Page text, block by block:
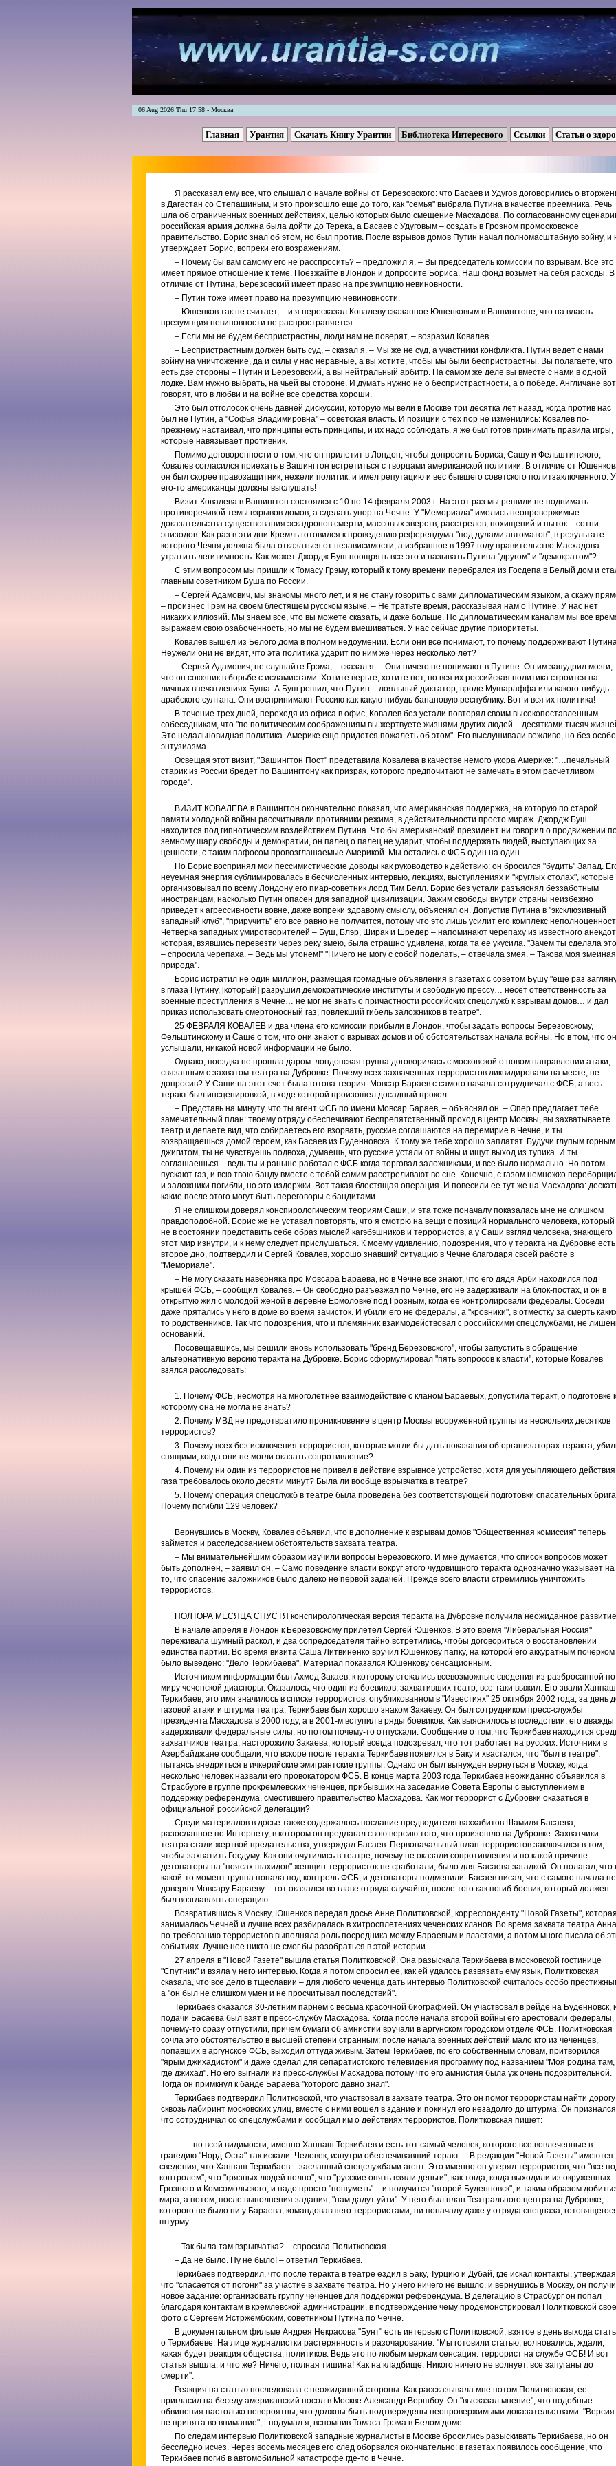
06 Aug 2026 Thu 17:58 - Москва
Главная Урантия Скачать Книгу Урантии Библиотека Интересного Ссылки Статьи о
Я рассказал ему все, что слышал о начале войны от Березовского: что Басаев и Удугов договорились о
в Дагестан со Степашиным, и это произошло еще до того, как "семья" выбрала Путина в качестве преемника. Речь
шла об ограниченных военных действиях, целью которых было смещение Масхадова. По согласованному
российская армия должна была дойти до Терека, а Басаев с Удуговым – создать в Грозном промосковское
правительство. Борис знал об этом, но был против. После взрывов домов Путин начал полномасштабную войну, и
утверждает Борис, вопреки его возражениям.
– Почему бы вам самому его не расспросить? – предложил я. – Вы председатель комиссии по взрывам. Все это
имеет прямое отношение к теме. Поезжайте в Лондон и допросите Бориса. Наш фонд возьмет на себя расходы. В
отличие от Путина, Березовский имеет право на презумпцию невиновности.
– Путин тоже имеет право на презумпцию невиновности.
– Юшенков так не считает, – и я пересказал Ковалеву сказанное Юшенковым в Вашингтоне, что на власть
презумпция невиновности не распространяется.
– Если мы не будем беспристрастны, люди нам не поверят, – возразил Ковалев.
– Беспристрастным должен быть суд, – сказал я. – Мы же не суд, а участники конфликта. Путин ведет с нами
войну на уничтожение, да и силы у нас неравные, а вы хотите, чтобы мы были беспристрастны. Вы полагаете, что
есть две стороны – Путин и Березовский, а вы нейтральный арбитр. На самом же деле вы вместе с нами в одной
лодке. Вам нужно выбрать, на чьей вы стороне. И думать нужно не о беспристрастности, а о победе. Англичане вот
говорят, что в любви и на войне все средства хороши.
Это был отголосок очень давней дискуссии, которую мы вели в Москве три десятка лет назад, когда против нас
был не Путин, а "Софья Владимировна" – советская власть. И позиции с тех пор не изменились: Ковалев по-
прежнему настаивал, что принципы есть принципы, и их надо соблюдать, я же был готов принимать правила игры,
которые навязывает противник.
Помимо договоренности о том, что он прилетит в Лондон, чтобы допросить Бориса, Сашу и Фельштинского,
Ковалев согласился приехать в Вашингтон встретиться с творцами американской политики. В отличие от
он был скорее правозащитник, нежели политик, и имел репутацию и вес бывшего советского политзаключенного.
его-то американцы должны выслушать!
Визит Ковалева в Вашингтон состоялся с 10 по 14 февраля 2003 г. На этот раз мы решили не поднимать
противоречивой темы взрывов домов, а сделать упор на Чечне. У "Мемориала" имелись неопровержимые
доказательства существования эскадронов смерти, массовых зверств, расстрелов, похищений и пыток – сотни
эпизодов. Как раз в эти дни Кремль готовился к проведению референдума "под дулами автоматов", в результате
которого Чечня должна была отказаться от независимости, а избранное в 1997 году правительство Масхадова
утратить легитимность. Как может Джордж Буш поощрять все это и называть Путина "другом" и "демократом"?
С этим вопросом мы пришли к Томасу Грэму, который к тому времени перебрался из Госдепа в Белый дом и
главным советником Буша по России.
– Сергей Адамович, мы знакомы много лет, и я не стану говорить с вами дипломатическим языком, а скажу
– произнес Грэм на своем блестящем русском языке. – Не тратьте время, рассказывая нам о Путине. У нас нет
никаких иллюзий. Мы знаем все, что вы можете сказать, и даже больше. По дипломатическим каналам мы все
выражаем свою озабоченность, но мы не будем вмешиваться. У нас сейчас другие приоритеты.
Ковалев вышел из Белого дома в полном недоумении. Если они все понимают, то почему поддерживают
Неужели они не видят, что эта политика ударит по ним же через несколько лет?
– Сергей Адамович, не слушайте Грэма, – сказал я. – Они ничего не понимают в Путине. Он им запудрил мозги,
что он союзник в борьбе с исламистами. Хотите верьте, хотите нет, но вся их российская политика строится на
личных впечатлениях Буша. А Буш решил, что Путин – лояльный диктатор, вроде Мушараффа или какого-нибудь
арабского султана. Они воспринимают Россию как какую-нибудь банановую республику. Вот и вся их политика!
В течение трех дней, переходя из офиса в офис, Ковалев без устали повторял своим высокопоставленным
собеседникам, что "по политическим соображениям вы жертвуете жизнями других людей – десятками тысяч
Это недальновидная политика. Америке еще придется пожалеть об этом". Его выслушивали вежливо, но без
энтузиазма.
Освещая этот визит, "Вашингтон Пост" представила Ковалева в качестве немого укора Америке: "…печальный
старик из России бредет по Вашингтону как призрак, которого предпочитают не замечать в этом расчетливом
городе".
ВИЗИТ КОВАЛЕВА в Вашингтон окончательно показал, что американская поддержка, на которую по старой
памяти холодной войны рассчитывали противники режима, в действительности просто мираж. Джордж Буш
находится под гипнотическим воздействием Путина. Что бы американский президент ни говорил о продвижении
земному шару свободы и демократии, он палец о палец не ударит, чтобы поддержать людей, выступающих за
ценности, с таким пафосом провозглашаемые Америкой. Мы остались с ФСБ один на один.
Но Борис воспринял мои пессимистические доводы как руководство к действию: он бросился "будить" Запад.
неуемная энергия сублимировалась в бесчисленных интервью, лекциях, выступлениях и "круглых столах", которые
организовывал по всему Лондону его пиар-советник лорд Тим Белл. Борис без устали разъяснял беззаботным
иностранцам, насколько Путин опасен для западной цивилизации. Зажим свободы внутри страны неизбежно
приведет к агрессивности вовне, даже вопреки здравому смыслу, объяснял он. Допустив Путина в "эксклюзивный
западный клуб", "приручить" его все равно не получится, потому что это лишь усилит его комплекс
Четверка западных умиротворителей – Буш, Блэр, Ширак и Шредер – напоминают черепаху из известного
которая, взявшись перевезти через реку змею, была страшно удивлена, когда та ее укусила. "Зачем ты сделала
– спросила черепаха. – Ведь мы утонем!" "Ничего не могу с собой поделать, – отвечала змея. – Такова моя змеиная
природа".
Борис истратил не один миллион, размещая громадные объявления в газетах с советом Бушу "еще раз
в глаза Путину, [который] разрушил демократические институты и свободную прессу… несет ответственность за
военные преступления в Чечне… не мог не знать о причастности российских спецслужб к взрывам домов… и дал
приказ использовать смертоносный газ, повлекший гибель заложников в театре".
25 ФЕВРАЛЯ КОВАЛЕВ и два члена его комиссии прибыли в Лондон, чтобы задать вопросы Березовскому,
Фельштинскому и Саше о том, что они знают о взрывах домов и об обстоятельствах начала войны. Но в том, что
услышали, никакой новой информации не было.
Однако, поездка не прошла даром: лондонская группа договорилась с московской о новом направлении атаки,
связанным с захватом театра на Дубровке. Почему всех захваченных террористов ликвидировали на месте, не
допросив? У Саши на этот счет была готова теория: Мовсар Бараев с самого начала сотрудничал с ФСБ, а весь
теракт был инсценировкой, в ходе которой произошел досадный прокол.
– Представь на минуту, что ты агент ФСБ по имени Мовсар Бараев, – объяснял он. – Опер предлагает тебе
замечательный план: твоему отряду обеспечивают беспрепятственный проход в центр Москвы, вы захватываете
театр и делаете вид, что собираетесь его взорвать, русские соглашаются на перемирие в Чечне, и ты
возвращаешься домой героем, как Басаев из Буденновска. К тому же тебе хорошо заплатят. Будучи глупым горным
джигитом, ты не чувствуешь подвоха, думаешь, что русские устали от войны и ищут выход из тупика. И ты
соглашаешься – ведь ты и раньше работал с ФСБ когда торговал заложниками, и все было нормально. Но потом
пускают газ, и всю твою банду вместе с тобой самим расстреливают во сне. Конечно, с газом немножко
и заложники погибли, но это издержки. Вот такая блестящая операция. И повесили ее тут же на Масхадова:
какие после этого могут быть переговоры с бандитами.
Я не слишком доверял конспирологическим теориям Саши, и эта тоже поначалу показалась мне не слишком
правдоподобной. Борис же не уставал повторять, что я смотрю на вещи с позиций нормального человека, который
не в состоянии представить себе образ мыслей кагэбэшников и террористов, а у Саши взгляд человека, знающего
этот мир изнутри, и к нему следует прислушаться. К моему удивлению, подозрения, что у теракта на Дубровке есть
второе дно, подтвердил и Сергей Ковалев, хорошо знавший ситуацию в Чечне благодаря своей работе в
"Мемориале".
– Не могу сказать наверняка про Мовсара Бараева, но в Чечне все знают, что его дядя Арби находился под
крышей ФСБ, – сообщил Ковалев. – Он свободно разъезжал по Чечне, его не задерживали на блок-постах, и он в
открытую жил с молодой женой в деревне Ермоловке под Грозным, когда ее контролировали федералы. Соседи
даже прятались у него в доме во время зачисток. И убили его не федералы, а "кровники", в отместку за смерть
то родственников. Так что подозрения, что и племянник взаимодействовал с российскими спецслужбами, не
оснований.
Посовещавшись, мы решили вновь использовать "бренд Березовского", чтобы запустить в обращение
альтернативную версию теракта на Дубровке. Борис сформулировал "пять вопросов к власти", которые Ковалев
взялся расследовать:
1. Почему ФСБ, несмотря на многолетнее взаимодействие с кланом Бараевых, допустила теракт, о подготовке к
которому она не могла не знать?
2. Почему МВД не предотвратило проникновение в центр Москвы вооруженной группы из нескольких десятков
террористов?
3. Почему всех без исключения террористов, которые могли бы дать показания об организаторах теракта,
спящими, когда они не могли оказать сопротивление?
4. Почему ни один из террористов не привел в действие взрывное устройство, хотя для усыпляющего действия
газа требовалось около десяти минут? Была ли вообще взрывчатка в театре?
5. Почему операция спецслужб в театре была проведена без соответствующей подготовки спасательных
Почему погибли 129 человек?
Вернувшись в Москву, Ковалев объявил, что в дополнение к взрывам домов "Общественная комиссия" теперь
займется и расследованием обстоятельств захвата театра.
– Мы внимательнейшим образом изучили вопросы Березовского. И мне думается, что список вопросов может
быть дополнен, – заявил он. – Само поведение власти вокруг этого чудовищного теракта однозначно указывает на
то, что спасение заложников было далеко не первой задачей. Прежде всего власти стремились уничтожить
террористов.
ПОЛТОРА МЕСЯЦА СПУСТЯ конспирологическая версия теракта на Дубровке получила неожиданное
В начале апреля в Лондон к Березовскому прилетел Сергей Юшенков. В это время "Либеральная Россия"
переживала шумный раскол, и два сопредседателя тайно встретились, чтобы договориться о восстановлении
единства партии. Во время визита Саша Литвиненко вручил Юшенкову папку, на которой его аккуратным почерком
было выведено: "Дело Теркибаева". Материал показался Юшенкову сенсационным.
Источником информации был Ахмед Закаев, к которому стекались всевозможные сведения из разбросанной по
миру чеченской диаспоры. Оказалось, что один из боевиков, захвативших театр, все-таки выжил. Его звали Ханпаш
Теркибаев; это имя значилось в списке террористов, опубликованном в "Известиях" 25 октября 2002 года, за день
газовой атаки и штурма театра. Теркибаев был хорошо знаком Закаеву. Он был сотрудником пресс-службы
президента Масхадова в 2000 году, а в 2001-м вступил в ряды боевиков. Как выяснилось впоследствии, его дважды
задерживали федеральные силы, но потом почему-то отпускали. Сообщение о том, что Теркибаев находится
захватчиков театра, насторожило Закаева, который всегда подозревал, что тот работает на русских. Источники в
Азербайджане сообщали, что вскоре после теракта Теркибаев появился в Баку и хвастался, что "был в театре",
пытаясь внедриться в ичкерийские эмигрантские группы. Однако он был вынужден вернуться в Москву, когда
несколько человек назвали его провокатором ФСБ. В конце марта 2003 года Теркибаев неожиданно объявился в
Страсбурге в группе прокремлевских чеченцев, прибывших на заседание Совета Европы с выступлением в
поддержку референдума, сместившего правительство Масхадова. Как мог террорист с Дубровки оказаться в
официальной российской делегации?
Среди материалов в досье также содержалось послание предводителя ваххабитов Шамиля Басаева,
разосланное по Интернету, в котором он предлагал свою версию того, что произошло на Дубровке. Захватчики
театра стали жертвой предательства, утверждал Басаев. Первоначальный план террористов заключался в том,
чтобы захватить Госдуму. Как они очутились в театре, почему не оказали сопротивления и по какой причине
детонаторы на "поясах шахидов" женщин-террористок не сработали, было для Басаева загадкой. Он полагал, что
какой-то момент группа попала под контроль ФСБ, и детонаторы подменили. Басаев писал, что с самого начала не
доверял Мовсару Бараеву – тот оказался во главе отряда случайно, после того как погиб боевик, который должен
был возглавлять операцию.
Возвратившись в Москву, Юшенков передал досье Анне Политковской, корреспонденту "Новой Газеты", которая
занималась Чечней и лучше всех разбиралась в хитросплетениях чеченских кланов. Во время захвата театра Анна
по требованию террористов выполняла роль посредника между Бараевым и властями, а потом много писала об
событиях. Лучше нее никто не смог бы разобраться в этой истории.
27 апреля в "Новой Газете" вышла статья Политковской. Она разыскала Теркибаева в московской гостинице
"Спутник" и взяла у него интервью. Когда я потом спросил ее, как ей удалось развязать ему язык, Политковская
сказала, что все дело в тщеславии – для любого чеченца дать интервью Политковской считалось особо
а "он был не слишком умен и не просчитывал последствий".
Теркибаев оказался 30-летним парнем с весьма красочной биографией. Он участвовал в рейде на Буденновск,
подачи Басаева был взят в пресс-службу Масхадова. Когда после начала второй войны его арестовали федералы,
почему-то сразу отпустили, причем бумаги об амнистии вручали в аргунском городском отделе ФСБ. Политковская
сочла это обстоятельство в высшей степени странным: после начала военных действий мало кто из чеченцев,
попавших в аргунское ФСБ, выходил оттуда живым. Затем Теркибаев, по его собственным словам, притворился
"ярым джихадистом" и даже сделал для сепаратистского телевидения программу под названием "Моя родина там,
где джихад". Но его выгнали из пресс-службы Масхадова потому что его амнистия была уж очень подозрительной.
Тогда он примкнул к банде Бараева "которого давно знал".
Теркибаев подтвердил Политковской, что участвовал в захвате театра. Это он помог террористам найти дорогу
сквозь лабиринт московских улиц, вместе с ними вошел в здание и покинул его незадолго до штурма. Он
что сотрудничал со спецслужбами и сообщал им о действиях террористов. Политковская пишет:
…по всей видимости, именно Ханпаш Теркибаев и есть тот самый человек, которого все вовлеченные в
трагедию "Норд-Оста" так искали. Человек, изнутри обеспечивавший теракт… В редакции "Новой Газеты" имеются
сведения, что Ханпаш Теркибаев – засланный спецслужбами агент. Это именно он уверял террористов, что "все
контролем", что "грязных людей полно", что "русские опять взяли деньги", как тогда, когда выходили из окруженных
Грозного и Комсомольского, и надо просто "пошуметь" – и получится "второй Буденновск", и таким образом
мира, а потом, после выполнения задания, "нам дадут уйти". У него был план Театрального центра на Дубровке,
которого не было ни у Бараева, командовавшего террористами, ни поначалу даже у отряда спецназа,
штурму…
– Так была там взрывчатка? – спросила Политковская.
– Да не было. Ну не было! – ответил Теркибаев.
Теркибаев подтвердил, что после теракта в театре ездил в Баку, Турцию и Дубай, где искал контакты,
что "спасается от погони" за участие в захвате театра. Но у него ничего не вышло, и вернушись в Москву, он
новое задание: организовать группу чеченцев для поддержки референдума. В делегацию в Страсбург он попал
благодаря контактам в кремлевской администрации, в подтверждение чему продемонстрировал Политковской свое
фото с Сергеем Ястржембским, советником Путина по Чечне.
В документальном фильме Андрея Некрасова "Бунт" есть интервью с Политковской, взятое в день выхода
о Теркибаеве. На лице журналистки растерянность и разочарование: "Мы готовили статью, волновались, ждали,
какая будет реакция общества, политиков. Ведь это по любым меркам сенсация: террорист на службе ФСБ! И вот
статья вышла, и что же? Ничего, полная тишина! Как на кладбище. Никого ничего не волнует, все запуганы до
смерти".
Реакция на статью последовала с неожиданной стороны. Как рассказывала мне потом Политковская, ее
пригласил на беседу американский посол в Москве Александр Вершбоу. Он "высказал мнение", что подобные
обвинения настолько невероятны, что должны быть подтверждены неопровержимыми доказательствами. "Версия
не принята во внимание", - подумал я, вспомнив Томаса Грэма в Белом доме.
По следам интервью Политковской западные журналисты в Москве бросились разыскивать Теркибаева, но он
бесследно исчез. Через восемь месяцев его след оборвался окончательно: в газетах появилось сообщение, что
Теркибаев погиб в автомобильной катастрофе где-то в Чечне.